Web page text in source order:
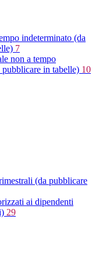
indeterminato (da
7
non a tempo
in tabelle) 10
(da pubblicare
ai dipendenti
29